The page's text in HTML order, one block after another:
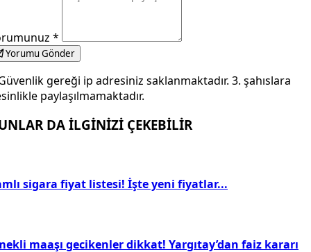
*
Yorumu Gönder
gereği ip adresiniz saklanmaktadır. 3. şahıslara
paylaşılmamaktadır.
DA İLGİNİZİ ÇEKEBİLİR
sigara fiyat listesi! İşte yeni fiyatlar...
maaşı gecikenler dikkat! Yargıtay’dan faiz kararı